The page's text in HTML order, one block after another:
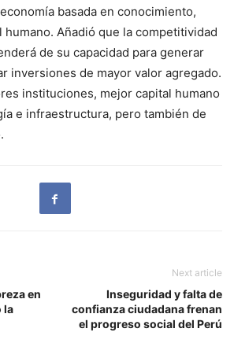
basada en conocimiento,
humano. Añadió que la competitividad
de su capacidad para generar
inversiones de mayor valor agregado.
instituciones, mejor capital humano
e infraestructura, pero también de
en
la
Next article
Inseguridad y falta de
confianza ciudadana frenan
el progreso social del Perú